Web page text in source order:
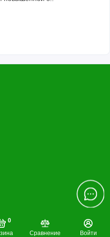
0
Сравнение
Войти